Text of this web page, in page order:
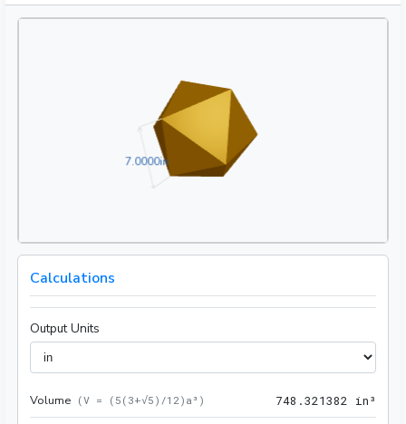
7.0000in7.0000in
Calculations
Output Units
Volume (V = (5(3+√5)/12)a³ ) 748 .321382 in³